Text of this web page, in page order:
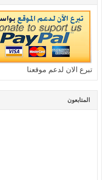
تبرع الان لدعم موقعنا
المتابعون